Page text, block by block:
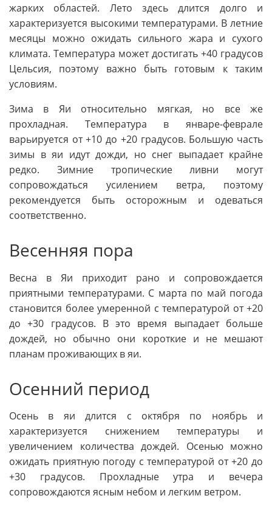
жарких областей. Лето здесь длится долго и
характеризуется высокими температурами. В летние
месяцы можно ожидать сильного жара и сухого
климата. Температура может достигать +40 градусов
Цельсия, поэтому важно быть готовым к таким
условиям.
Зима в Яи относительно мягкая, но все же
прохладная. Температура в январе-феврале
варьируется от +10 до +20 градусов. Большую часть
зимы в яи идут дожди, но снег выпадает крайне
редко. Зимние тропические ливни могут
сопровождаться усилением ветра, поэтому
рекомендуется быть осторожным и одеваться
соответственно.
Весенняя пора
Весна в Яи приходит рано и сопровождается
приятными температурами. С марта по май погода
становится более умеренной с температурой от +20
до +30 градусов. В это время выпадает больше
дождей, но обычно они короткие и не мешают
планам проживающих в яи.
Осенний период
Осень в яи длится с октября по ноябрь и
характеризуется снижением температуры и
увеличением количества дождей. Осенью можно
ожидать приятную погоду с температурой от +20 до
+30 градусов. Прохладные утра и вечера
сопровождаются ясным небом и легким ветром.